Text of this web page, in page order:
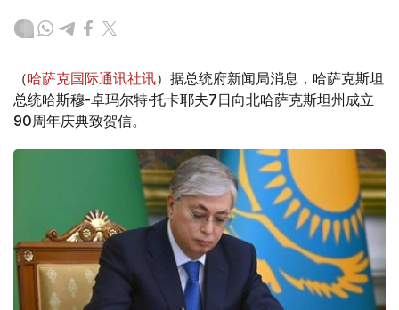
（哈萨克国际通讯社讯）据总统府新闻局消息，哈萨克斯坦
总统哈斯穆-卓玛尔特·托卡耶夫7日向北哈萨克斯坦州成立
90周年庆典致贺信。